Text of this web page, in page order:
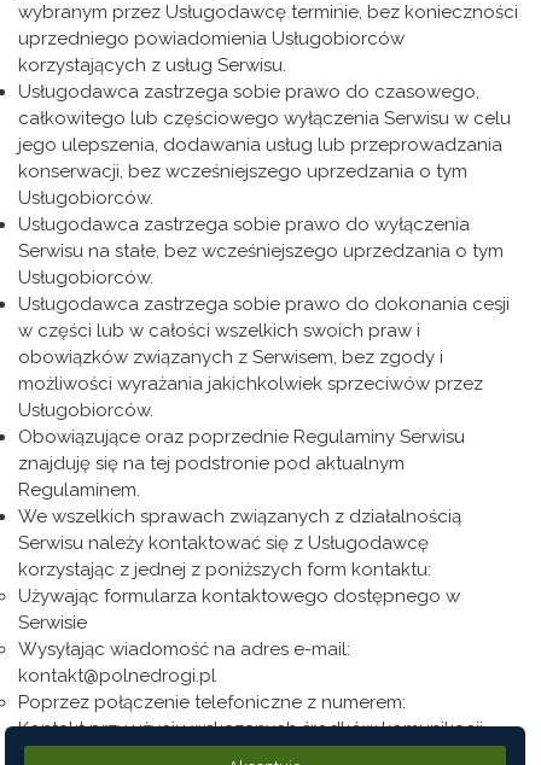
wybranym przez Usługodawcę terminie, bez konieczności
uprzedniego powiadomienia Usługobiorców
korzystających z usług Serwisu.
Usługodawca zastrzega sobie prawo do czasowego,
całkowitego lub częściowego wyłączenia Serwisu w celu
jego ulepszenia, dodawania usług lub przeprowadzania
konserwacji, bez wcześniejszego uprzedzania o tym
Usługobiorców.
Usługodawca zastrzega sobie prawo do wyłączenia
Serwisu na stałe, bez wcześniejszego uprzedzania o tym
Usługobiorców.
Usługodawca zastrzega sobie prawo do dokonania cesji
w części lub w całości wszelkich swoich praw i
obowiązków związanych z Serwisem, bez zgody i
możliwości wyrażania jakichkolwiek sprzeciwów przez
Usługobiorców.
Obowiązujące oraz poprzednie Regulaminy Serwisu
znajduję się na tej podstronie pod aktualnym
Regulaminem.
We wszelkich sprawach związanych z działalnością
Serwisu należy kontaktować się z Usługodawcę
korzystając z jednej z poniższych form kontaktu:
Używając formularza kontaktowego dostępnego w
Serwisie
Wysyłając wiadomość na adres e-mail:
kontakt@polnedrogi.pl
Poprzez połączenie telefoniczne z numerem:
Kontakt przy użyciu wskazanych środków komunikacji
wyłącznie w sprawach związanych z prowadzonym